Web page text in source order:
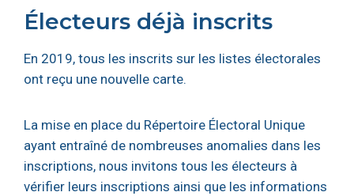
Électeurs déjà inscrits
En 2019, tous les inscrits sur les listes électorales
ont reçu une nouvelle carte.
La mise en place du Répertoire Électoral Unique
ayant entraîné de nombreuses anomalies dans les
inscriptions, nous invitons tous les électeurs à
vérifier leurs inscriptions ainsi que les informations